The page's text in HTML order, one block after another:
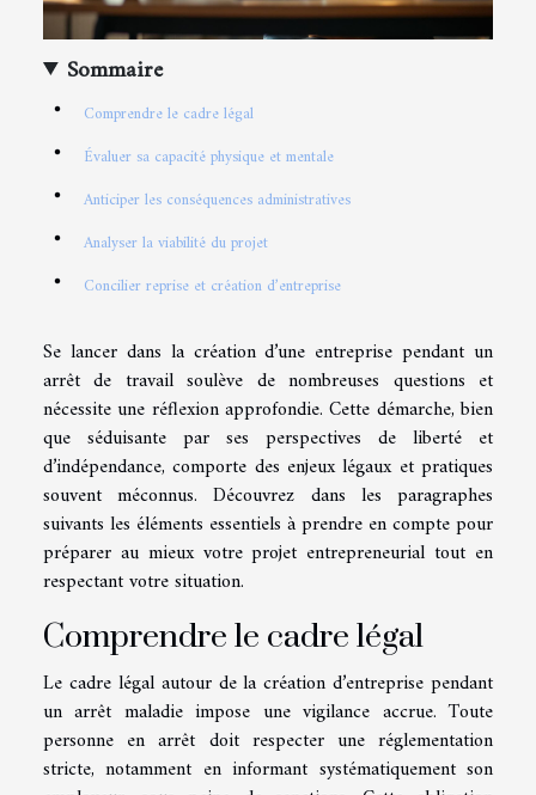
Sommaire
Comprendre le cadre légal
Évaluer sa capacité physique et mentale
Anticiper les conséquences administratives
Analyser la viabilité du projet
Concilier reprise et création d’entreprise
Se lancer dans la création d’une entreprise pendant un
arrêt de travail soulève de nombreuses questions et
nécessite une réflexion approfondie. Cette démarche, bien
que séduisante par ses perspectives de liberté et
d’indépendance, comporte des enjeux légaux et pratiques
souvent méconnus. Découvrez dans les paragraphes
suivants les éléments essentiels à prendre en compte pour
préparer au mieux votre projet entrepreneurial tout en
respectant votre situation.
Comprendre le cadre légal
Le cadre légal autour de la création d’entreprise pendant
un arrêt maladie impose une vigilance accrue. Toute
personne en arrêt doit respecter une réglementation
stricte, notamment en informant systématiquement son